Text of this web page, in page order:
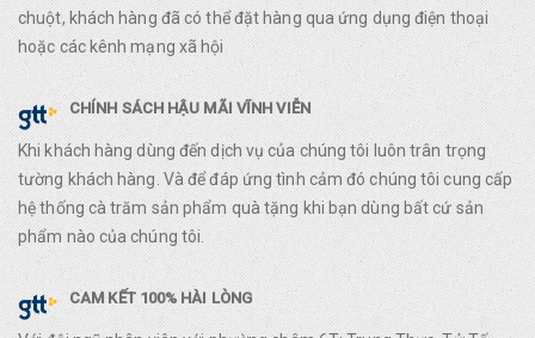
chuột, khách hàng đã có thể đặt hàng qua ứng dụng điện thoại
hoặc các kênh mạng xã hội
CHÍNH SÁCH HẬU MÃI VĨNH VIỄN
Khi khách hàng dùng đến dịch vụ của chúng tôi luôn trân trọng
tường khách hàng. Và để đáp ứng tình cảm đó chúng tôi cung cấp
hệ thống cà trăm sản phẩm quà tặng khi bạn dùng bất cứ sản
phẩm nào của chúng tôi.
CAM KẾT 100% HÀI LÒNG